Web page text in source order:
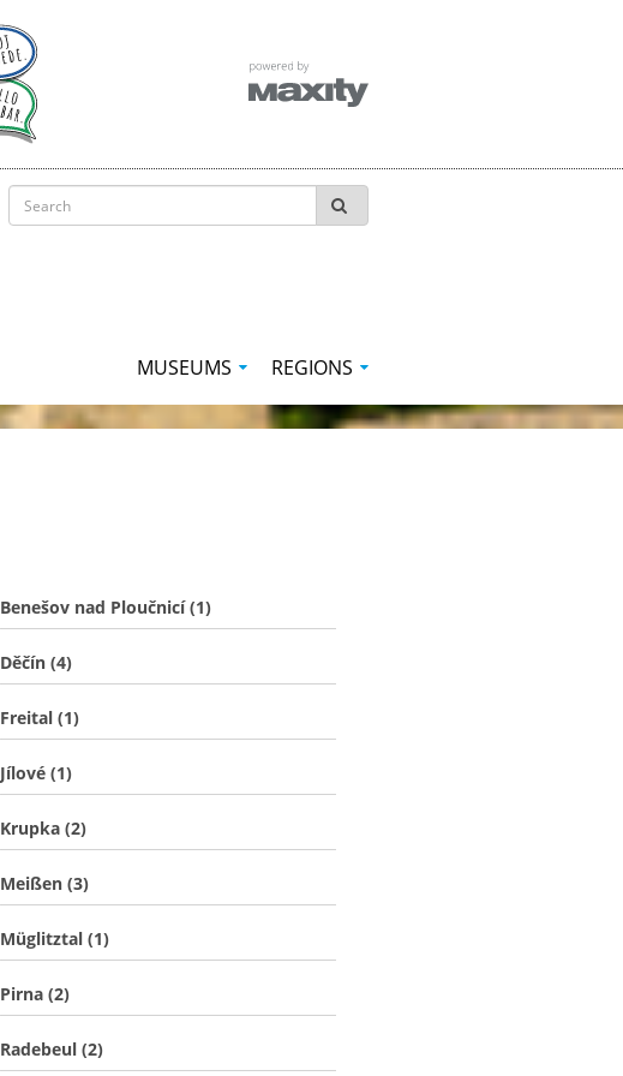
MUSEUMS REGIONS
Benešov nad Ploučnicí (1)
Děčín (4)
Freital (1)
Jílové (1)
Krupka (2)
Meißen (3)
Müglitztal (1)
Pirna (2)
Radebeul (2)